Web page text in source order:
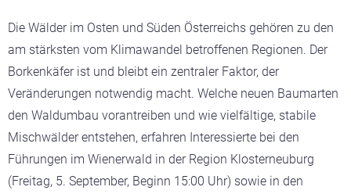
Die Wälder im Osten und Süden Österreichs gehören zu den
am stärksten vom Klimawandel betroffenen Regionen. Der
Borkenkäfer ist und bleibt ein zentraler Faktor, der
Veränderungen notwendig macht. Welche neuen Baumarten
den Waldumbau vorantreiben und wie vielfältige, stabile
Mischwälder entstehen, erfahren Interessierte bei den
Führungen im Wienerwald in der Region Klosterneuburg
(Freitag, 5. September, Beginn 15:00 Uhr) sowie in den